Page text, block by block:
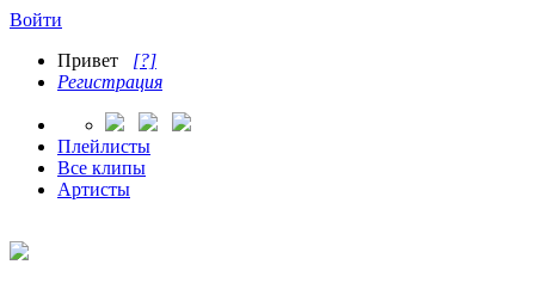
Войти
Привет [?]
Регистрация
Плейлисты
Все клипы
Артисты